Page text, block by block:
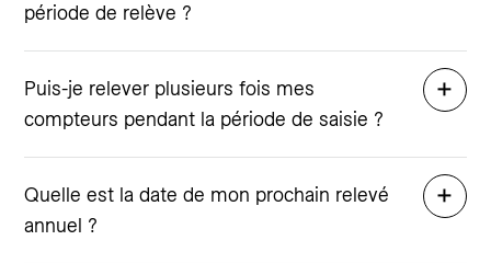
période de relève ?
Puis-je relever plusieurs fois mes
compteurs pendant la période de saisie ?
Quelle est la date de mon prochain relevé
annuel ?